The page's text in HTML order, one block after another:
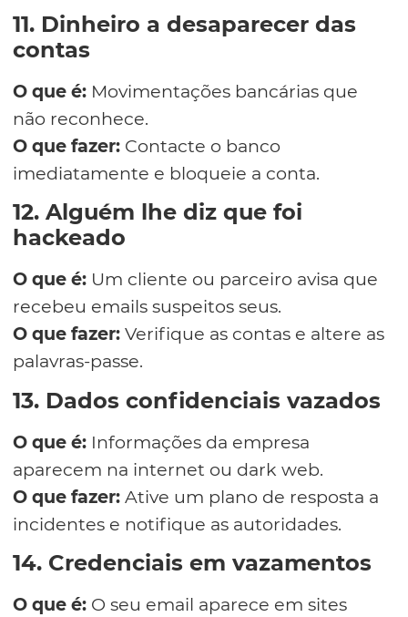
11. Dinheiro a desaparecer das
contas
O que é: Movimentações bancárias que
não reconhece.
O que fazer: Contacte o banco
imediatamente e bloqueie a conta.
12. Alguém lhe diz que foi
hackeado
O que é: Um cliente ou parceiro avisa que
recebeu emails suspeitos seus.
O que fazer: Verifique as contas e altere as
palavras-passe.
13. Dados confidenciais vazados
O que é: Informações da empresa
aparecem na internet ou dark web.
O que fazer: Ative um plano de resposta a
incidentes e notifique as autoridades.
14. Credenciais em vazamentos
O que é: O seu email aparece em sites